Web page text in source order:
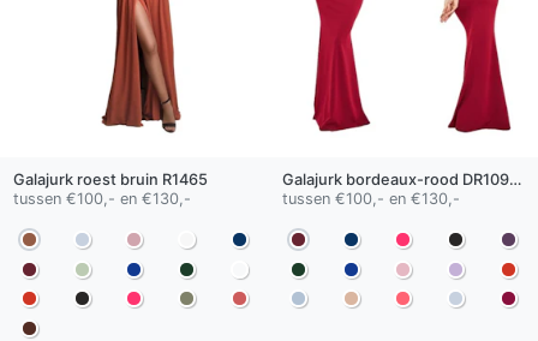
Galajurk roest bruin R1465
tussen €100,- en €130,-
Galajurk bordeaux-rood DR1092-A
tussen €100,- en €130,-